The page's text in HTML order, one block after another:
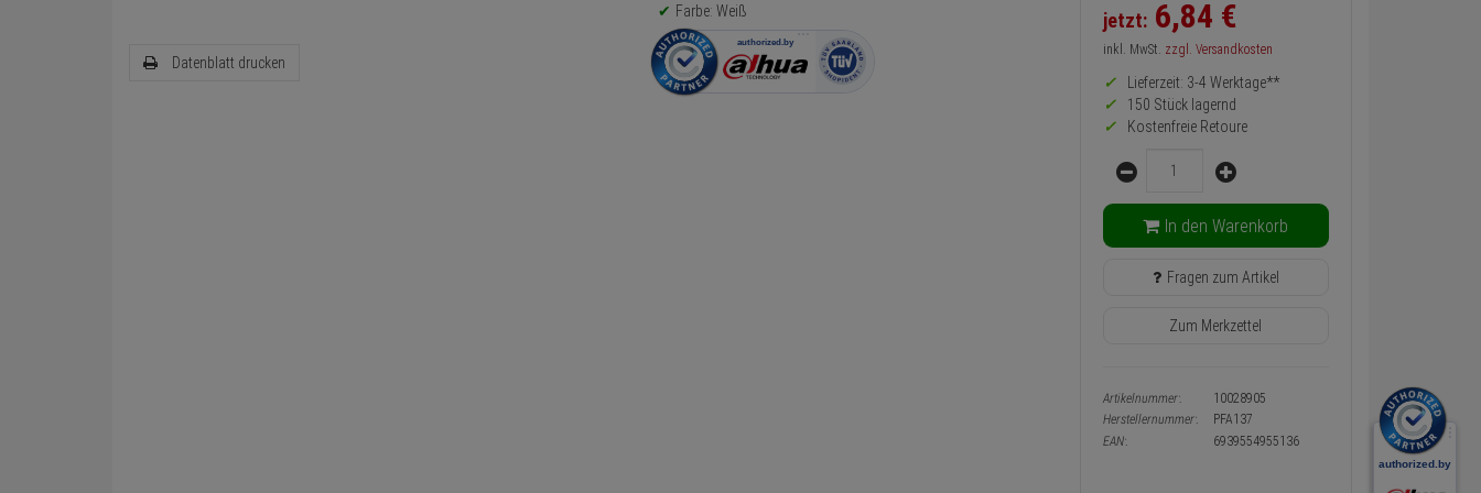
Datenblatt drucken
Farbe: Weiß
Verfügbakeit
und
Warenkorb-
oder
Konfigurieren-
Button
jetzt: 6,84 €
inkl. MwSt. zzgl. Versandkosten
Lieferzeit: 3-4 Werktage**
150 Stück lagernd
Kostenfreie Retoure
Menge
In den Warenkorb
Fragen zum Artikel
Zum Merkzettel
Artikelnummer:
10028905
Herstellernummer:
PFA137
EAN:
6939554955136